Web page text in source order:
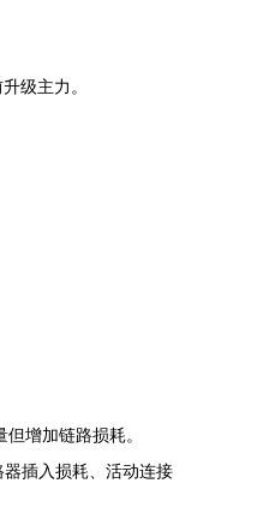
级主力。
增加链路损耗。
插入损耗、活动连接